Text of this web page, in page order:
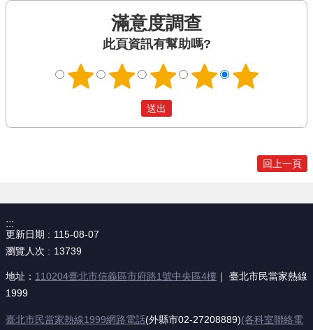
滿意度調查
此頁資訊有幫助嗎?
回上一頁
:::
更新日期
115-08-07
瀏覽人次
13739
地址： 110204臺北市信義區市府路1號中央區4樓 ｜ 臺北市民當家熱線
1999
臺北市民當家熱線1999網路電話(外縣市02-27208889)(各科室聯絡電